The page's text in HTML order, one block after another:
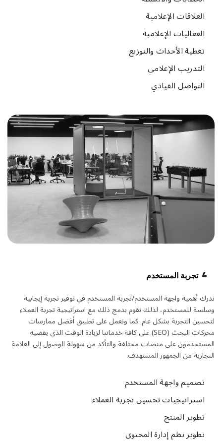
العلاقات الإعلامية
الفعاليات الإعلامية
تغطية الأحداث والتوزيع
التدريب الإعلامي
التواصل القيادي
4 تجربة المستخدم
ندرك أهمية واجهة المستخدم/تجربة المستخدم في توفير تجربة إيجابية
وسلسة للمستخدم، لذلك نقوم بدمج ذلك مع استراتيجية تجربة العملاء
لتحسين التجربة بشكل عام. كما ونعمل على تطبيق أفضل ممارسات
محركات البحث (SEO) على كافة خدماتنا لزيادة الوقت الذي يقضيه
المستخدمون على منصات مختلفة والتأكد من سهولة الوصول إلى العلامة
التجارية من الجمهور المستهدف.
تصميم واجهة المستخدم
استراتيجيات تحسين تجربة العملاء
تطوير المنتج
تطوير نظم إدارة المحتوى